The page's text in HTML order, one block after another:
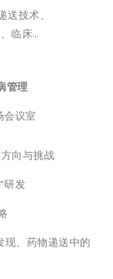
技术、
临床…
管理
会议室
向与挑战
研发
现、药物递送中的